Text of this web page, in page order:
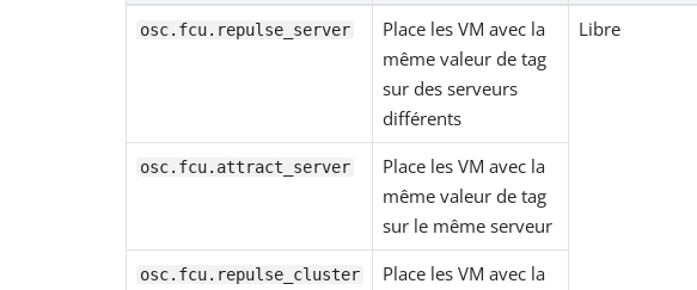
osc.fcu.repulse_server
Place les VM avec la
même valeur de tag
sur des serveurs
différents
Libre
osc.fcu.attract_server
Place les VM avec la
même valeur de tag
sur le même serveur
osc.fcu.repulse_cluster
Place les VM avec la